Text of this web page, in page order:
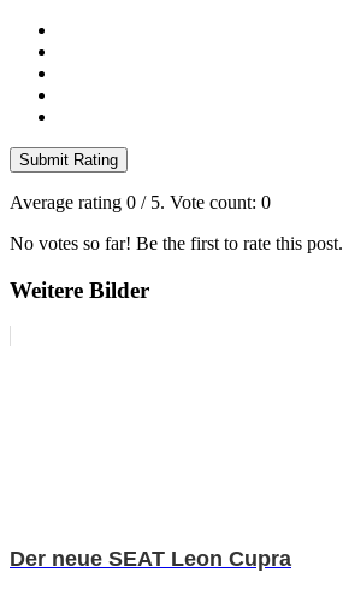
Submit Rating
Average rating 0 / 5. Vote count: 0
No votes so far! Be the first to rate this post.
Weitere Bilder
Der neue SEAT Leon Cupra